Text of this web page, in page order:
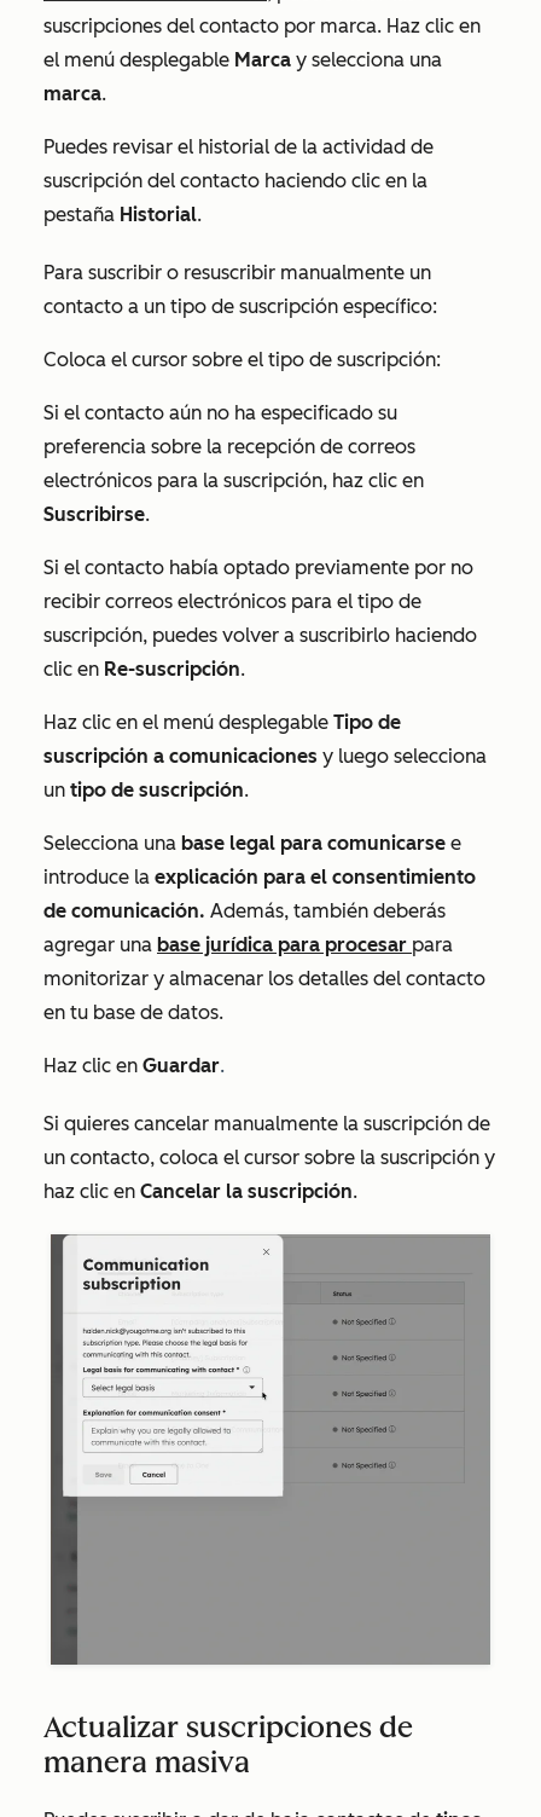
suscripciones del contacto por marca. Haz clic en
el menú desplegable Marca y selecciona una
marca.
Puedes revisar el historial de la actividad de
suscripción del contacto haciendo clic en la
pestaña Historial.
Para suscribir o resuscribir manualmente un
contacto a un tipo de suscripción específico:
Coloca el cursor sobre el tipo de suscripción:
Si el contacto aún no ha especificado su
preferencia sobre la recepción de correos
electrónicos para la suscripción, haz clic en
Suscribirse.
Si el contacto había optado previamente por no
recibir correos electrónicos para el tipo de
suscripción, puedes volver a suscribirlo haciendo
clic en Re-suscripción.
Haz clic en el menú desplegable Tipo de
suscripción a comunicaciones y luego selecciona
un tipo de suscripción.
Selecciona una base legal para comunicarse e
introduce la explicación para el consentimiento
de comunicación. Además, también deberás
agregar una base jurídica para procesar para
monitorizar y almacenar los detalles del contacto
en tu base de datos.
Haz clic en Guardar.
Si quieres cancelar manualmente la suscripción de
un contacto, coloca el cursor sobre la suscripción y
haz clic en Cancelar la suscripción.
Actualizar suscripciones de
manera masiva